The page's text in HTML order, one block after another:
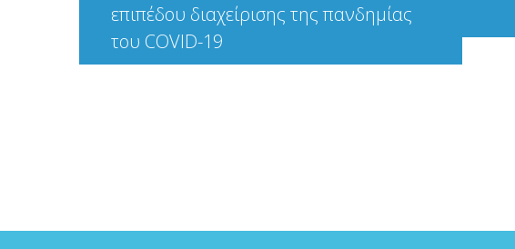
επιπέδου διαχείρισης της πανδημίας
του COVID-19